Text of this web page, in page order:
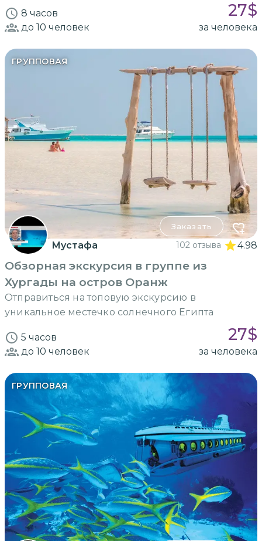
8 часов 27$
до 10 человек за человека
ГРУППОВАЯ
Заказать
Мустафа 102 отзыва 4.98
Обзорная экскурсия в группе из
Хургады на остров Оранж
Отправиться на топовую экскурсию в
уникальное местечко солнечного Египта
5 часов 27$
до 10 человек за человека
ГРУППОВАЯ